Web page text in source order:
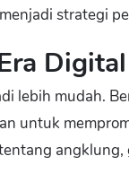
strategi
Digital
lebih mudah.
untuk